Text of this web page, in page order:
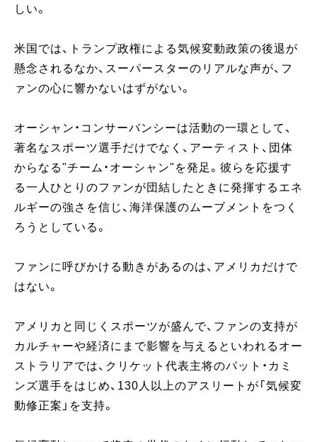
しい。
米国では、トランプ政権による気候変動政策の後退が
懸念されるなか、スーパースターのリアルな声が、フ
ァンの心に響かないはずがない。
オーシャン・コンサーバンシーは活動の一環として、
著名なスポーツ選手だけでなく、アーティスト、団体
からなる"チーム・オーシャン"を発足。彼らを応援す
る一人ひとりのファンが団結したときに発揮するエネ
ルギーの強さを信じ、海洋保護のムーブメントをつく
ろうとしている。
ファンに呼びかける動きがあるのは、アメリカだけで
はない。
アメリカと同じくスポーツが盛んで、ファンの支持が
カルチャーや経済にまで影響を与えるといわれるオー
ストラリアでは、クリケット代表主将のパット・カミ
ンズ選手をはじめ、130人以上のアスリートが「気候変
動修正案」を支持。